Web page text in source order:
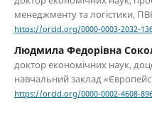
менеджменту та логістики,
https://orcid.org/0000-0003-2032-
Людмила Федорівна
доктор економічних наук,
навчальний заклад
https://orcid.org/0000-0002-4608-